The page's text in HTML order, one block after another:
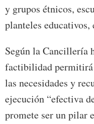
y grupos étnicos,
planteles educativos,
Según la Cancillería
factibilidad permitirá
las necesidades y
ejecución “efectiva
promete ser un pilar